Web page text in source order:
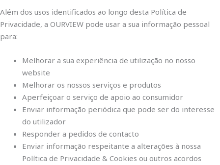
Além dos usos identificados ao longo desta Política de
Privacidade, a OURVIEW pode usar a sua informação pessoal
para:
Melhorar a sua experiência de utilização no nosso
website
Melhorar os nossos serviços e produtos
Aperfeiçoar o serviço de apoio ao consumidor
Enviar informação periódica que pode ser do interesse
do utilizador
Responder a pedidos de contacto
Enviar informação respeitante a alterações à nossa
Política de Privacidade & Cookies ou outros acordos